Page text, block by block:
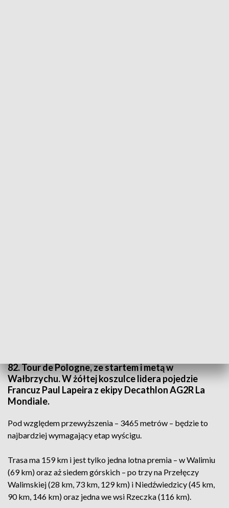
82. Tour de Pologne, ze startem i metą w
Wałbrzychu. W żółtej koszulce lidera pojedzie
Francuz Paul Lapeira z ekipy Decathlon AG2R La
Mondiale.
Pod względem przewyższenia – 3465 metrów – będzie to
najbardziej wymagający etap wyścigu.
Trasa ma 159 km i jest tylko jedna lotna premia – w Walimiu
(69 km) oraz aż siedem górskich – po trzy na Przełęczy
Walimskiej (28 km, 73 km, 129 km) i Niedźwiedzicy (45 km,
90 km, 146 km) oraz jedna we wsi Rzeczka (116 km).